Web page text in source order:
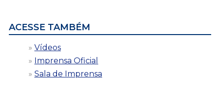
ACESSE TAMBÉM
Vídeos
Imprensa Oficial
Sala de Imprensa